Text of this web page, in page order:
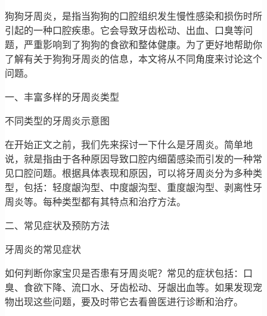
狗狗牙周炎，是指当狗狗的口腔组织发生慢性感染和损伤时所
引起的一种口腔疾患。它会导致牙齿松动、出血、口臭等问
题，严重影响到了狗狗的食欲和整体健康。为了更好地帮助你
了解有关于狗狗牙周炎的信息，本文将从不同角度来讨论这个
问题。
一、丰富多样的牙周炎类型
不同类型的牙周炎示意图
在开始正文之前，我们先来探讨一下什么是牙周炎。简单地
说，就是指由于各种原因导致口腔内细菌感染而引发的一种常
见口腔问题。根据具体表现和原因，可以将牙周炎分为多种类
型，包括：轻度龈沟型、中度龈沟型、重度龈沟型、剥离性牙
周炎等。每种类型都有其特点和治疗方法。
二、常见症状及预防方法
牙周炎的常见症状
如何判断你家宝贝是否患有牙周炎呢？常见的症状包括：口
臭、食欲下降、流口水、牙齿松动、牙龈出血等。如果发现宠
物出现这些问题，要及时带它去看兽医进行诊断和治疗。